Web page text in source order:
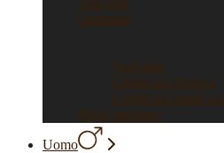
Vedi tutti
Diamanti
Vedi tutti
Certificati Orofirst
Certificati istituti
Pietre preziose
Uomo